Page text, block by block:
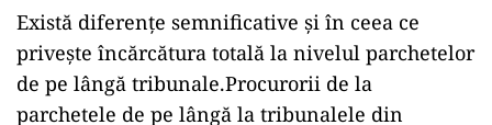
Există diferențe semnificative și în ceea ce
privește încărcătura totală la nivelul parchetelor
de pe lângă tribunale.Procurorii de la
parchetele de pe lângă la tribunalele din